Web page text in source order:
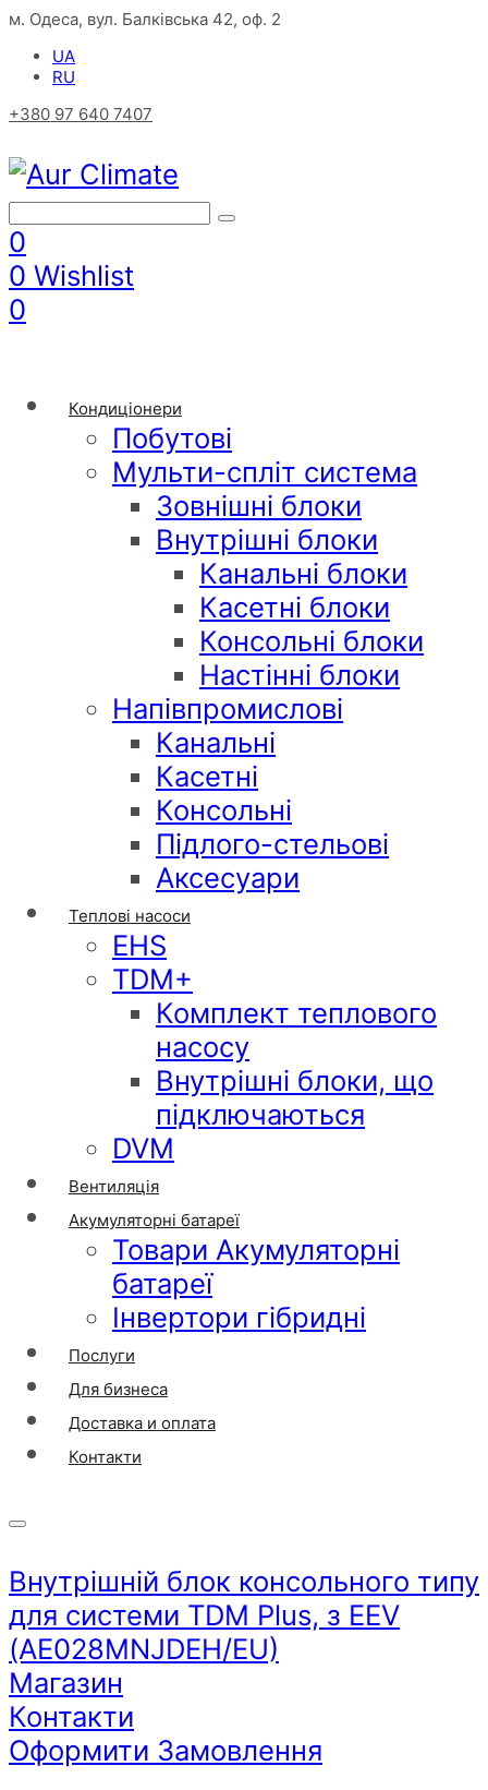
м. Одеса, вул. Балківська 42, оф. 2
UA
RU
+380 97 640 7407
0
0 Wishlist
0
Кондиціонери
Побутові
Мульти-спліт система
Зовнішні блоки
Внутрішні блоки
Канальні блоки
Касетні блоки
Консольні блоки
Настінні блоки
Напівпромислові
Канальні
Касетні
Консольні
Підлого-стельові
Аксесуари
Теплові насоси
EHS
TDM+
Комплект теплового
насосу
Внутрішні блоки, що
підключаються
DVM
Вентиляція
Акумуляторні батареї
Товари Акумуляторні
батареї
Інвертори гібридні
Послуги
Для бизнеса
Доставка и оплата
Контакти
Внутрішній блок консольного типу
для системи TDM Plus, з EEV
(AE028MNJDEH/EU)
Магазин
Контакти
Оформити Замовлення